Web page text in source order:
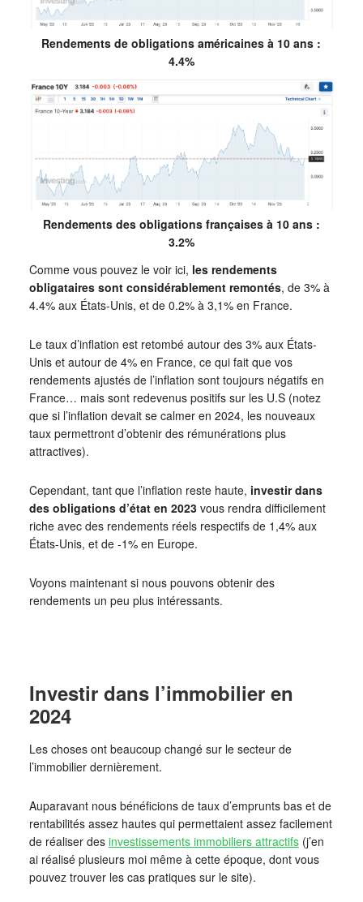
Rendements de obligations américaines à 10 ans :
4.4%
Rendements des obligations françaises à 10 ans :
3.2%
Comme vous pouvez le voir ici, les rendements
obligataires sont considérablement remontés, de 3% à
4.4% aux États-Unis, et de 0.2% à 3,1% en France.
Le taux d’inflation est retombé autour des 3% aux États-
Unis et autour de 4% en France, ce qui fait que vos
rendements ajustés de l’inflation sont toujours négatifs en
France… mais sont redevenus positifs sur les U.S (notez
que si l’inflation devait se calmer en 2024, les nouveaux
taux permettront d’obtenir des rémunérations plus
attractives).
Cependant, tant que l’inflation reste haute, investir dans
des obligations d’étaten 2023 vous rendra difficilement
riche avec des rendements réels respectifs de 1,4% aux
États-Unis, et de -1% en Europe.
Voyons maintenant si nous pouvons obtenir des
rendements un peu plus intéressants.
Investir dans l’immobilier en
2024
Les choses ont beaucoup changé sur le secteur de
l’immobilier dernièrement.
Auparavant nous bénéficions de taux d’emprunts bas et de
rentabilités assez hautes qui permettaient assez facilement
de réaliser des investissements immobiliers attractifs(j’en
ai réalisé plusieurs moi même à cette époque, dont vous
pouvez trouver les cas pratiques sur le site).